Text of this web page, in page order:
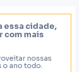
essa cidade,
com mais
nossas
o ano todo.